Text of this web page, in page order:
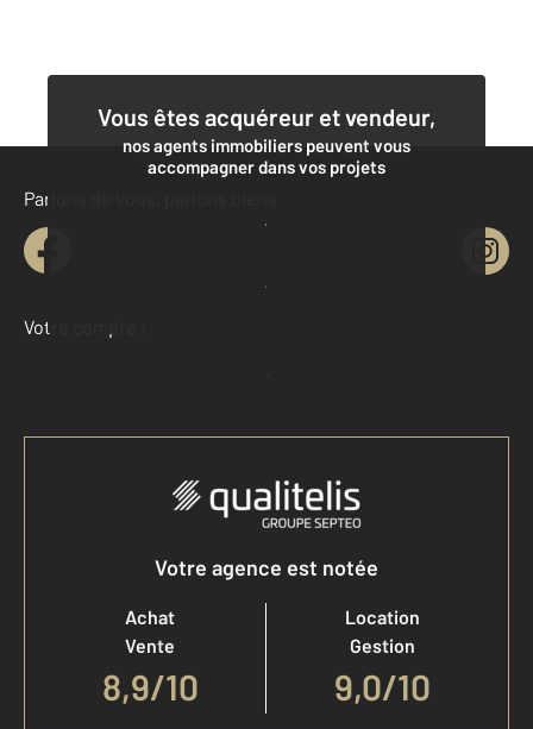
Vous êtes acquéreur et vendeur,
nos agents immobiliers peuvent vous
accompagner dans vos projets
Contacter l'agence
Demander une estimation
Parlons de vous, parlons biens
Votre compte :
Accéder à mon compte
Votre agence est notée
Achat
Vente
8,9/10
Location
Gestion
9,0/10